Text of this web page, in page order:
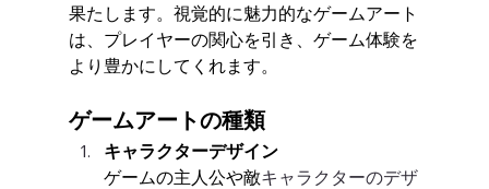
果たします。視覚的に魅力的なゲームアート
は、プレイヤーの関心を引き、ゲーム体験を
より豊かにしてくれます。
ゲームアートの種類
キャラクターデザイン
ゲームの主人公や敵キャラクターのデザ